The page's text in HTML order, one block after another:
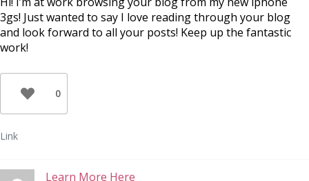
3gs! Just wanted to say I love reading through your blog
and look forward to all your posts! Keep up the fantastic
work!
0
Link
Learn More Here